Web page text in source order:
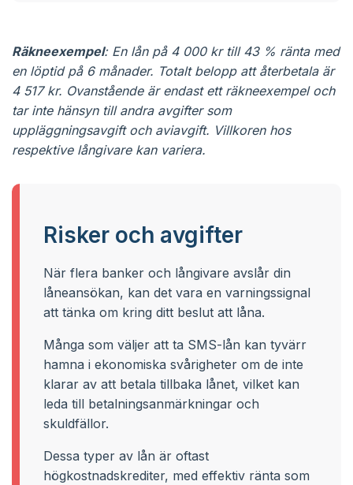
Räkneexempel: En lån på 4 000 kr till 43 % ränta med
en löptid på 6 månader. Totalt belopp att återbetala är
4 517 kr. Ovanstående är endast ett räkneexempel och
tar inte hänsyn till andra avgifter som
uppläggningsavgift och aviavgift. Villkoren hos
respektive långivare kan variera.
Risker och avgifter
När flera banker och långivare avslår din
låneansökan, kan det vara en varningssignal
att tänka om kring ditt beslut att låna.
Många som väljer att ta SMS-lån kan tyvärr
hamna i ekonomiska svårigheter om de inte
klarar av att betala tillbaka lånet, vilket kan
leda till betalningsanmärkningar och
skuldfällor.
Dessa typer av lån är oftast
högkostnadskrediter, med effektiv ränta som